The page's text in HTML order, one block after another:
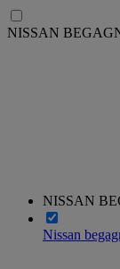
NISSAN
NISSAN
Nissan